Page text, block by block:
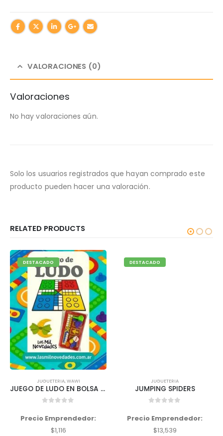
VALORACIONES (0)
Valoraciones
No hay valoraciones aún.
Solo los usuarios registrados que hayan comprado este
producto pueden hacer una valoración.
RELATED PRODUCTS
DESTACADO
JUGUETERIA,WAWI
JUEGO DE LUDO EN BOLSA Wawi
Precio Emprendedor:
$1,116
DESTACADO
JUGUETERIA
JUMPING SPIDERS
Precio Emprendedor:
$13,539